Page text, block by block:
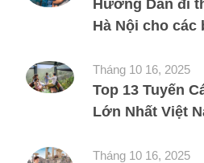
Hướng Dẫn đi
Hà Nội cho các
Tháng 10 16, 2025
Top 13 Tuyến
Lớn Nhất Việt
Tháng 10 16, 2025